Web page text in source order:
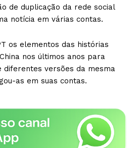
de duplicação da rede social
notícia em várias contas.
os elementos das histórias
nos últimos anos para
diferentes versões da mesma
as em suas contas.